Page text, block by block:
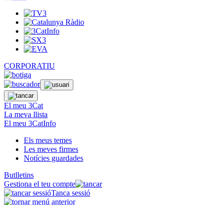
CORPORATIU
El meu 3Cat
La meva llista
El meu 3CatInfo
Els meus temes
Les meves firmes
Notícies guardades
Butlletins
Gestiona el teu compte
Tanca sessió